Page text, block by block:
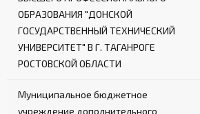
Обеспечивает удобный вход и выход из
Лестница:
Входит в комплект октагона с помостом
ОБРАЗОВАНИЯ "ДОНСКОЙ
ГОСУДАРСТВЕННЫЙ ТЕХНИЧЕСКИЙ
УНИВЕРСИТЕТ" В Г. ТАГАНРОГЕ
РОСТОВСКОЙ ОБЛАСТИ
Муниципальное бюджетное
учреждение дополнительного